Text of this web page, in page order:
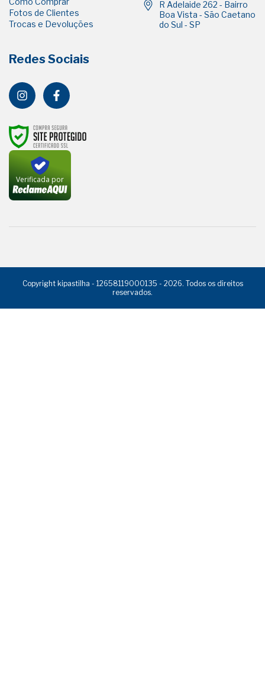
Fotos de Clientes
Trocas e Devoluções
R Adelaide 262 - Bairro
Boa Vista - São Caetano
do Sul - SP
Redes Sociais
Verificada por
Copyright kipastilha - 12658119000135 - 2026. Todos os direitos
reservados.